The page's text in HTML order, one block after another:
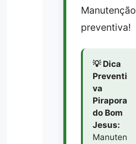
Manutenção
preventiva!
💡 Dica
Preventi
va
Pirapora
do Bom
Jesus:
Manuten